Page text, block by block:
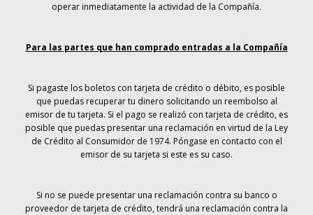
operar inmediatamente la actividad de la Compañía.
Para las partes que han comprado entradas a la Compañía
Si pagaste los boletos con tarjeta de crédito o débito, es posible
que puedas recuperar tu dinero solicitando un reembolso al
emisor de tu tarjeta. Si el pago se realizó con tarjeta de crédito, es
posible que puedas presentar una reclamación en virtud de la Ley
de Crédito al Consumidor de 1974. Póngase en contacto con el
emisor de su tarjeta si este es su caso.
Si no se puede presentar una reclamación contra su banco o
proveedor de tarjeta de crédito, tendrá una reclamación contra la